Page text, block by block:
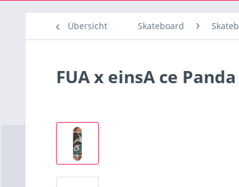
Übersicht Skateboard
FUA x einsA ce